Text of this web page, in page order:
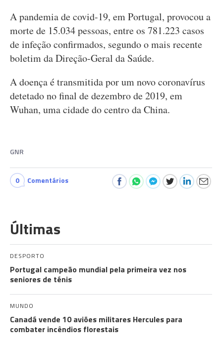
A pandemia de covid-19, em Portugal, provocou a
morte de 15.034 pessoas, entre os 781.223 casos
de infeção confirmados, segundo o mais recente
boletim da Direção-Geral da Saúde.
A doença é transmitida por um novo coronavírus
detetado no final de dezembro de 2019, em
Wuhan, uma cidade do centro da China.
GNR
0 Comentários
Últimas
DESPORTO
Portugal campeão mundial pela primeira vez nos
seniores de ténis
MUNDO
Canadá vende 10 aviões militares Hercules para
combater incêndios florestais